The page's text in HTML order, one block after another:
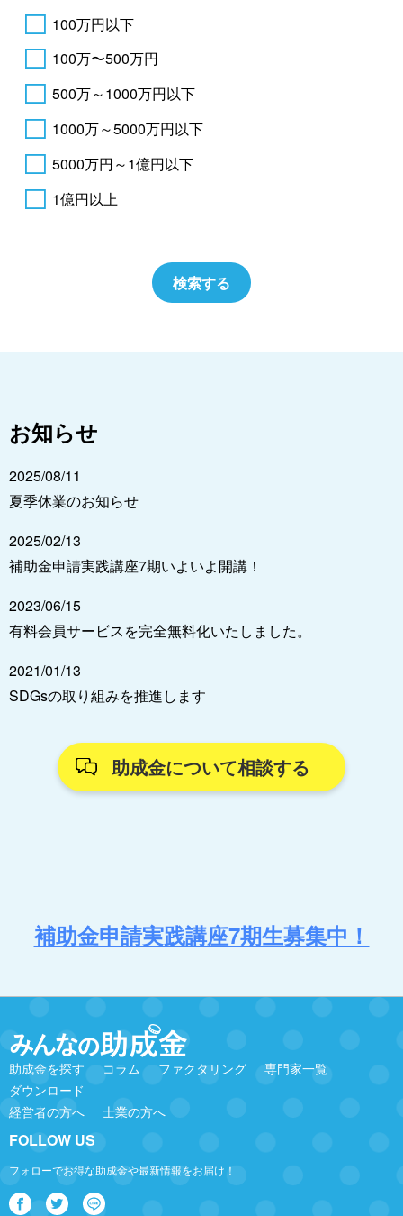
100万円以下
100万〜500万円
500万～1000万円以下
1000万～5000万円以下
5000万円～1億円以下
1億円以上
お知らせ
2025/08/11
夏季休業のお知らせ
2025/02/13
補助金申請実践講座7期いよいよ開講！
2023/06/15
有料会員サービスを完全無料化いたしました。
2021/01/13
SDGsの取り組みを推進します
助成金について相談する
補助金申請実践講座7期生募集中！
助成金を探す コラム ファクタリング
専門家一覧
ダウンロード
経営者の方へ
士業の方へ
FOLLOW US
フォローでお得な助成金や最新情報をお届け！